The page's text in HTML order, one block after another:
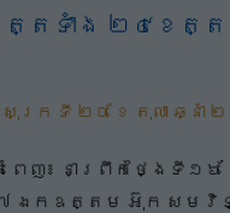
េត្តទាំង ២៤ខេត្ត
សុក្រ ទី ២០ ខែ តុលា ឆ្នាំ
ពេញ៖ នាព្រឹកថ្ងៃទី១៦
ឯកឧត្តម អ៊ុក សមវិ